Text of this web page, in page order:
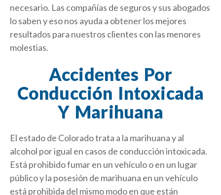
necesario. Las compañías de seguros y sus abogados
lo saben y eso nos ayuda a obtener los mejores
resultados para nuestros clientes con las menores
molestias.
Accidentes Por
Conducción Intoxicada
Y Marihuana
El estado de Colorado trata a la marihuana y al
alcohol por igual en casos de conducción intoxicada.
Está prohibido fumar en un vehículo o en un lugar
público y la posesión de marihuana en un vehículo
está prohibida del mismo modo en que están